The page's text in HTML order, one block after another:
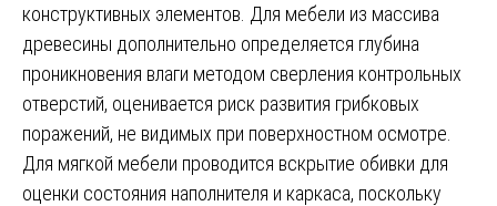
конструктивных элементов. Для мебели из массива
древесины дополнительно определяется глубина
проникновения влаги методом сверления контрольных
отверстий, оценивается риск развития грибковых
поражений, не видимых при поверхностном осмотре.
Для мягкой мебели проводится вскрытие обивки для
оценки состояния наполнителя и каркаса, поскольку